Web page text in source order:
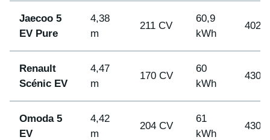
Jaecoo 5
EV Pure
4,38
m
211 CV
60,9
kWh
402
Renault
Scénic EV
4,47
m
170 CV
60
kWh
430
Omoda 5
EV
4,42
m
204 CV
61
kWh
430